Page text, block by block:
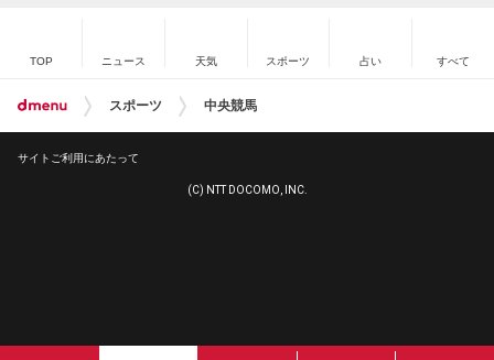
TOP ニュース 天気 スポーツ 占い すべて
スポーツ 中央競馬
サイトご利用にあたって
(C) NTT DOCOMO, INC.